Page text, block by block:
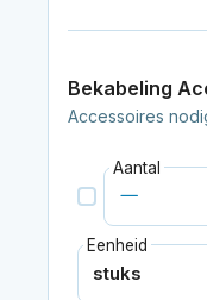
Bekabeling
Accessoires
Aantal
Eenheid